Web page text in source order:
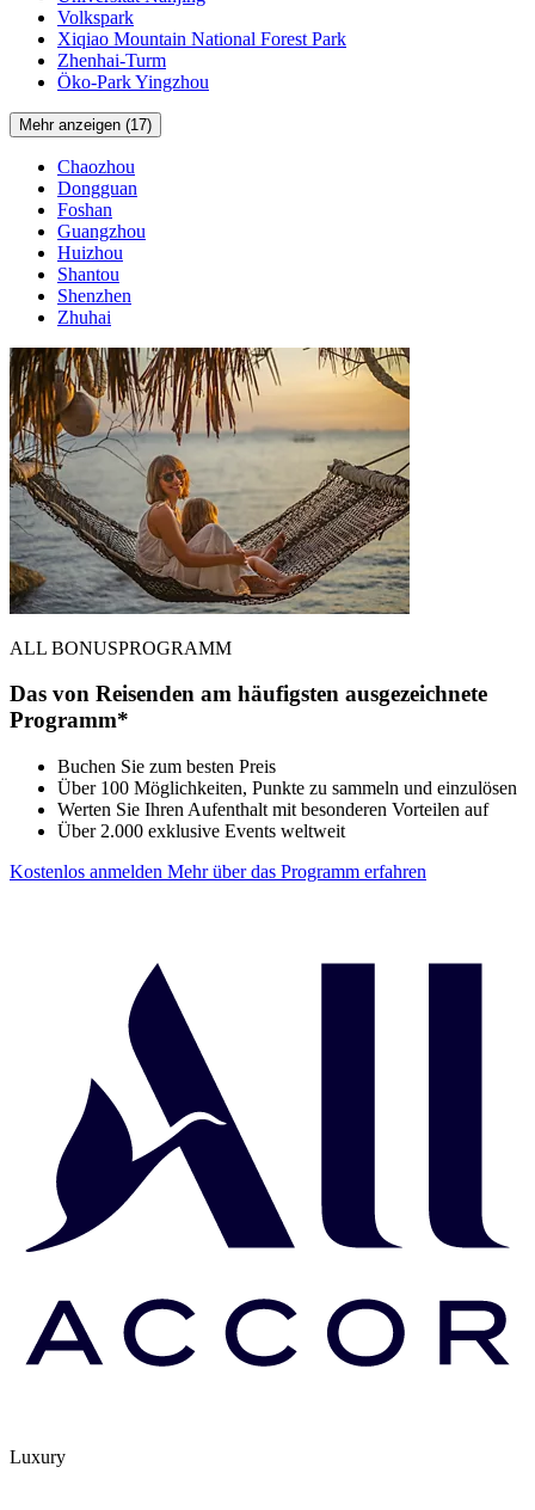
Volkspark
Xiqiao Mountain National Forest Park
Zhenhai-Turm
Öko-Park Yingzhou
Mehr anzeigen (17)
Chaozhou
Dongguan
Foshan
Guangzhou
Huizhou
Shantou
Shenzhen
Zhuhai
ALL BONUSPROGRAMM
Das von Reisenden am häufigsten ausgezeichnete
Programm*
Buchen Sie zum besten Preis
Über 100 Möglichkeiten, Punkte zu sammeln und einzulösen
Werten Sie Ihren Aufenthalt mit besonderen Vorteilen auf
Über 2.000 exklusive Events weltweit
Kostenlos anmelden Mehr über das Programm erfahren
Luxury